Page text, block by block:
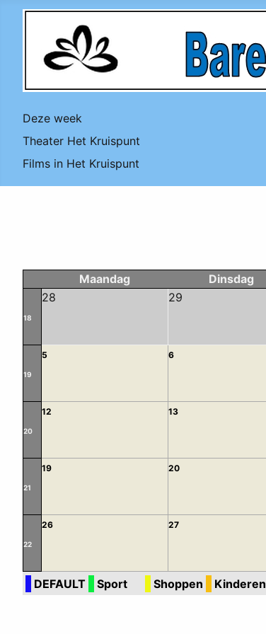
Deze week
Theater Het Kruispunt
Films in Het Kruispunt
Maandag Dinsdag
18
28 29
19
5 6
20
12 13
21
19 20
22
26 27
DEFAULT Sport Shoppen Kinderen